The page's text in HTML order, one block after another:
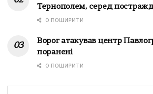
Тернополем, серед
0 ПОШИРИТИ
Ворог атакував центр
поранені
0 ПОШИРИТИ